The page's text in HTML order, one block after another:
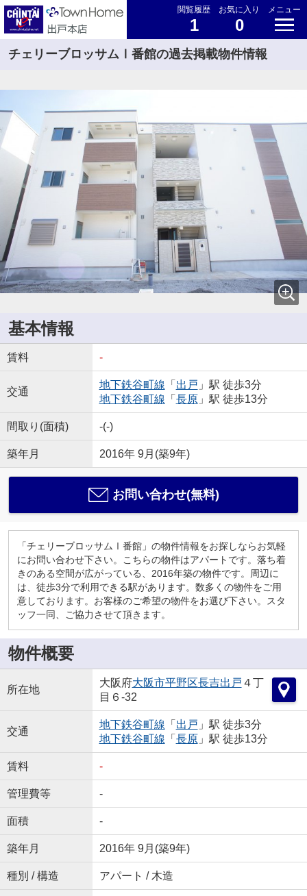
閲覧履歴
1
お気に入り
0
メニュー
チェリーブロッサムⅠ番館の過去掲載物件情報
基本情報
賃料 -
交通
地下鉄谷町線 「 出戸 」駅 徒歩3分
地下鉄谷町線 「 長原」駅 徒歩13分
間取り(面積) -(-)
築年月 2016年 9月(築9年)
お問い合わせ(無料)
「チェリーブロッサムⅠ番館」の物件情報をお探しならお気軽
にお問い合わせ下さい。こちらの物件はアパートです。落ち着
きのある空間が広がっている、2016年築の物件です。周辺に
は、徒歩3分で利用できる駅があります。数多くの物件をご用
意しております。お客様のご希望の物件をお選び下さい。スタ
ッフ一同、ご協力させて頂きます。
物件概要
所在地
大阪府大阪市平野区長吉出戸 ４丁
目６-32
交通
地下鉄谷町線 「 出戸 」駅 徒歩3分
地下鉄谷町線 「 長原」駅 徒歩13分
賃料 -
管理費等 -
面積 -
築年月 2016年 9月(築9年)
種別 / 構造 アパート / 木造